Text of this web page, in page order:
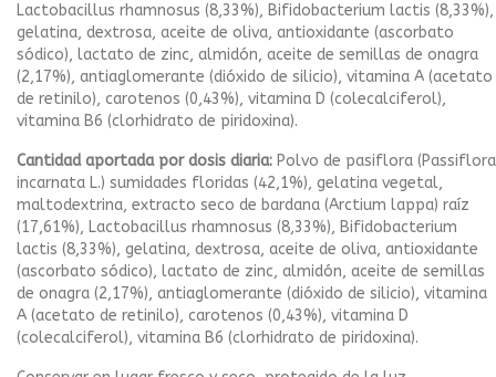
Lactobacillus rhamnosus (8,33%), Bifidobacterium lactis (8,33%),
gelatina, dextrosa, aceite de oliva, antioxidante (ascorbato
sódico), lactato de zinc, almidón, aceite de semillas de onagra
(2,17%), antiaglomerante (dióxido de silicio), vitamina A (acetato
de retinilo), carotenos (0,43%), vitamina D (colecalciferol),
vitamina B6 (clorhidrato de piridoxina).
Cantidad aportada por dosis diaria: Polvo de pasiflora (Passiflora
incarnata L.) sumidades floridas (42,1%), gelatina vegetal,
maltodextrina, extracto seco de bardana (Arctium lappa) raíz
(17,61%), Lactobacillus rhamnosus (8,33%), Bifidobacterium
lactis (8,33%), gelatina, dextrosa, aceite de oliva, antioxidante
(ascorbato sódico), lactato de zinc, almidón, aceite de semillas
de onagra (2,17%), antiaglomerante (dióxido de silicio), vitamina
A (acetato de retinilo), carotenos (0,43%), vitamina D
(colecalciferol), vitamina B6 (clorhidrato de piridoxina).